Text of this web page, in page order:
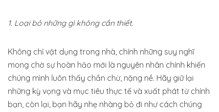
1. Loại bỏ những gì không cần thiết.
Không chỉ vật dụng trong nhà, chính những suy nghĩ
mong chờ sự hoàn hảo mới là nguyên nhân chính khiến
chúng mình luôn thấy chần chừ, nặng nề. Hãy giữ lại
những kỳ vọng và mục tiêu thực tế và xuất phát từ chính
bạn, còn lại, bạn hãy nhẹ nhàng bỏ đi như cách chúng